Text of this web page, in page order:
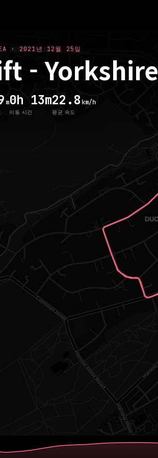
· 2021년 12월 25일
- Yorkshire
m0h 13m
이동 시간
22.8 km/h
평균 속도